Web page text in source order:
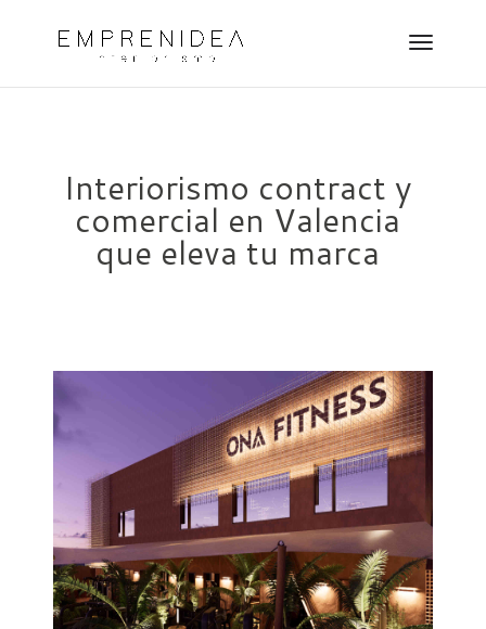
Interiorismo contract y
comercial en Valencia
que eleva tu marca